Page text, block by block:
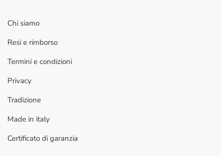
Chi siamo
Resi e rimborso
Termini e condizioni
Privacy
Tradizione
Made in italy
Certificato di garanzia